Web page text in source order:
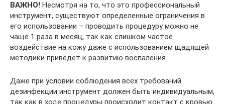
ВАЖНО! Несмотря на то, что это профессиональный
инструмент, существуют определенные ограничения в
его использовании – проводить процедуру можно не
чаще 1 раза в месяц, так как слишком частое
воздействие на кожу даже с использованием щадящей
методики приведет к развитию воспаления.
Даже при условии соблюдения всех требований
дезинфекции инструмент должен быть индивидуальным,
так как в ходе процедуры происходит контакт с кровью.